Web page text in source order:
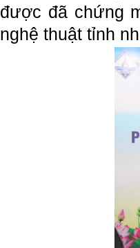
được đã chứng
nghệ thuật tỉnh